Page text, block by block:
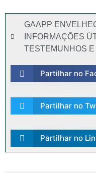
GAAPP
INFORMAÇÕES
TESTEMUNHOS
Partilhar no
Partilhar no
Partilhar no